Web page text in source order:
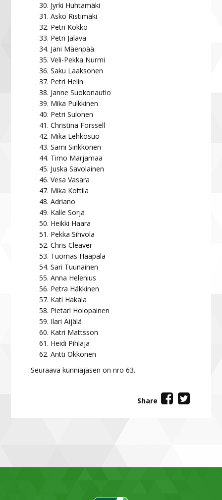
Jyrki Huhtamäki
Asko Ristimäki
Petri Kokko
Petri Jalava
Jani Mäenpää
Veli-Pekka Nurmi
Saku Laaksonen
Petri Helin
Janne Suokonautio
Mika Pulkkinen
Petri Sulonen
Christina Forssell
Mika Lehkosuo
Sami Sinkkonen
Timo Marjamaa
Juska Savolainen
Vesa Vasara
Mika Kottila
Adriano
Kalle Sorja
Heikki Haara
Pekka Sihvola
Chris Cleaver
Tuomas Haapala
Sari Tuunainen
Anna Helenius
Petra Häkkinen
Kati Hakala
Pietari Holopainen
Ilari Äijälä
Katri Mattsson
Heidi Pihlaja
Antti Okkonen
Seuraava kunniajäsen on nro 63.
Share